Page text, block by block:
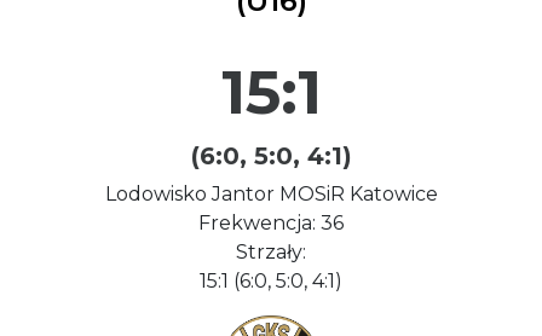
15:1
(6:0, 5:0, 4:1)
Lodowisko Jantor MOSiR Katowice
Frekwencja: 36
Strzały:
15:1 (6:0, 5:0, 4:1)